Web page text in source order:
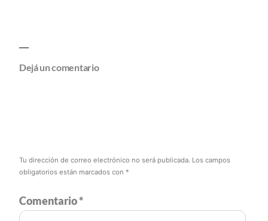
Dejá un comentario
Tu dirección de correo electrónico no será publicada. Los campos
obligatorios están marcados con *
Comentario*